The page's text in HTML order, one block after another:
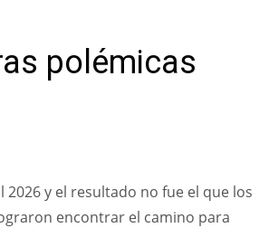
polémicas
y el resultado no fue el que los
encontrar el camino para